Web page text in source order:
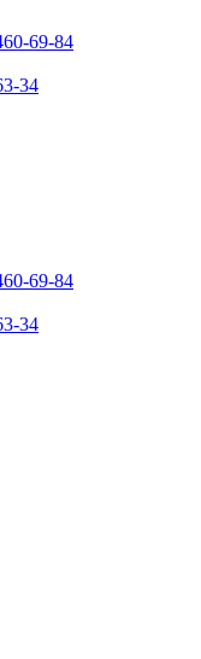
69-84
34
69-84
34